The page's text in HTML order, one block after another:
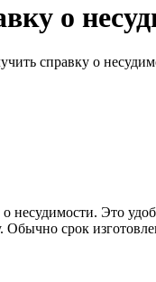
о
справку о
несудимости. Это
срок